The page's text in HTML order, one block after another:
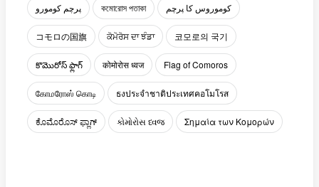
پرچم کومورو কমোরোস পতাকা کوموروس کا پرچم
コモロの国旗 ਕੋਮੋਰੋਸ ਦਾ ਝੰਡਾ 코모로의 국기
కొమొరోస్ ఫ్లాగ్ कोमोरोस ध्वज Flag of Comoros
கோமரோஸ் கொடி ธงประจำชาติประเทศคอโมโรส
ಕೊಮೊರೊಸ್ ಫ್ಲಾಗ್ કોમોરોસ ધ્વજ Σημαία των Κομορών